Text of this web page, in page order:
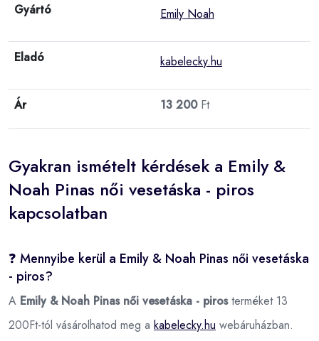
Gyártó Emily Noah
Eladó kabelecky.hu
Ár 13 200Ft
Gyakran ismételt kérdések a Emily &
Noah Pinas női vesetáska - piros
kapcsolatban
❓ Mennyibe kerül a Emily & Noah Pinas női vesetáska
- piros?
A Emily & Noah Pinas női vesetáska - pirosterméket 13
200Ft-tól vásárolhatod meg a kabelecky.hu webáruházban.